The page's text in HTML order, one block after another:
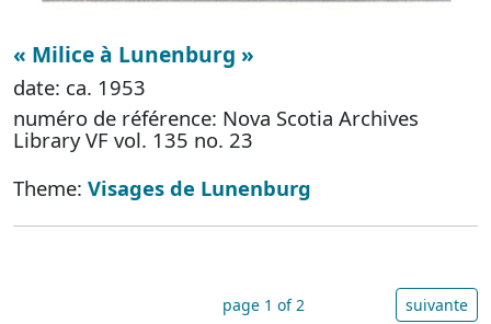
« Milice à Lunenburg »
date: ca. 1953
numéro de référence: Nova Scotia Archives
Library VF vol. 135 no. 23
Theme: Visages de Lunenburg
page 1 of 2 suivante